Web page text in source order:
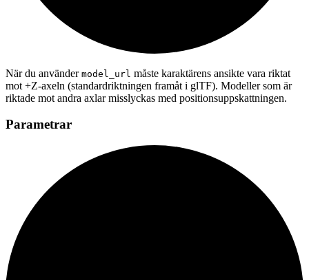
När du använder model_url måste karaktärens ansikte vara riktat
mot +Z-axeln (standardriktningen framåt i glTF). Modeller som är
riktade mot andra axlar misslyckas med positionsuppskattningen.
Parametrar